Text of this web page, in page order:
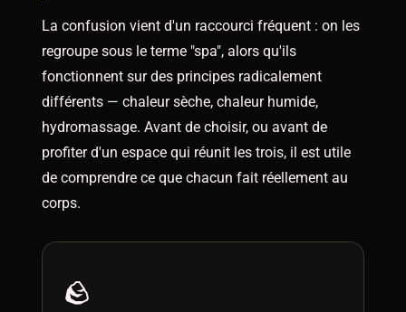
La confusion vient d'un raccourci fréquent : on les
regroupe sous le terme "spa", alors qu'ils
fonctionnent sur des principes radicalement
différents — chaleur sèche, chaleur humide,
hydromassage. Avant de choisir, ou avant de
profiter d'un espace qui réunit les trois, il est utile
de comprendre ce que chacun fait réellement au
corps.
🪨